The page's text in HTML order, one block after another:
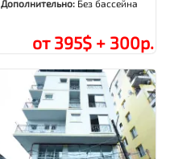
Дополнительно: Без бассейна
от 395$ + 300р.